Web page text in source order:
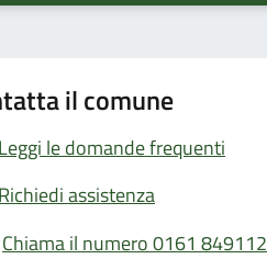
il comune
Leggi le domande frequenti
Richiedi assistenza
Chiama il numero 0161 849112